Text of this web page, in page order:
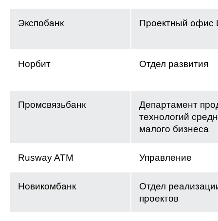
Экспобанк Проектный офис
Норбит Отдел развития
Промсвязьбанк
Департамент
технологий
малого бизнеса
Rusway ATM Управление
Новикомбанк
Отдел
проектов